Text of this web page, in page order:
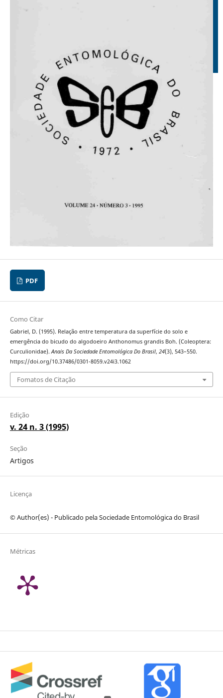
PDF
Como Citar
Gabriel, D. (1995). Relação entre temperatura da superfície do solo e
emergência do bicudo do algodoeiro Anthonomus grandis Boh. (Coleoptera:
Curculionidae).Anais Da Sociedade Entomológica Do Brasil, 24(3), 543–550.
https://doi.org/10.37486/0301-8059.v24i3.1062
Fomatos de Citação
Edição
v. 24 n. 3 (1995)
Seção
Artigos
Licença
© Author(es) - Publicado pela Sociedade Entomológica do Brasil
Métricas